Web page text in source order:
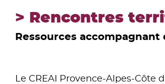
> Rencontres
Ressources
Le CREAI Provence-Alpes-Côte